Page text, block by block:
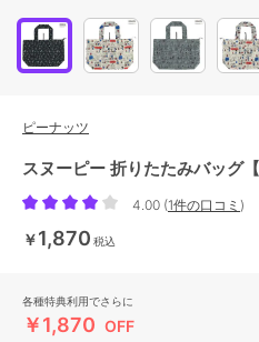
ピーナッツ
スヌーピー 折りたたみバッグ
4.00 (1件の口コミ )
￥1,870 税込
各種特典利用でさらに
￥1,870 OFF